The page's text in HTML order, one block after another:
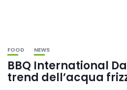
FOOD NEWS
BBQ International
trend dell’acqua